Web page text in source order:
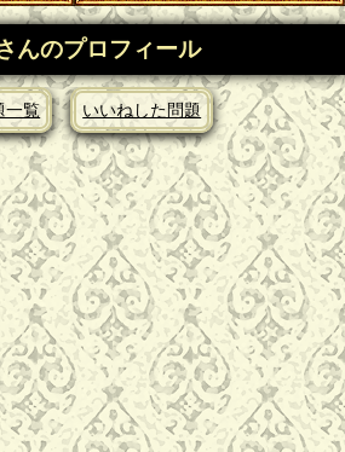
んのプロフィール
一覧 いいねした問題